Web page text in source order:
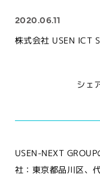
2020.06.11
株式会社 USEN ICT
シェ
USEN-NEXT
社：東京都品川区、